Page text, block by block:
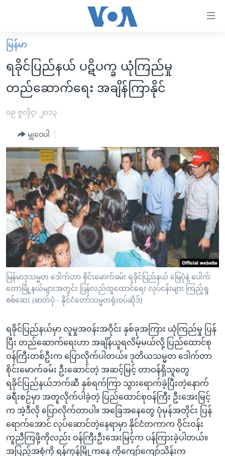
လွယ်ကူ
စေ
Link
များ
အကြောင်းအရာ
သို့
ကြည့်
ရန်
ပင်မ
ညွန်း
စာမျက်နှာ
သို့
ကျော်
ကြည့်
ရှာဖွေ
ရန်
နေရာ
သို့
ကျော်
မူလစာမျက်နှာ
မြန်မာ
ကမ္ဘာ့သတင်းများ
နိုင်ငံတကာ
အစ္စရေး-ပါလက်စတိုင်း
ဗွီဒီယို
ရပ်ဝန်းတခု လမ်းတခု အလွန်
အင်္ဂလိပ်စာလေ့လာမယ်
အမေရိကန်သုံးအီဒီယံ
မကြေးမုံရဲ့ အင်္ဂလိပ်စာ
ရုပ်ရှင်ထဲက အင်္ဂလိပ်စာ
သုတပဒေသာ အင်္ဂလိပ်စာ
အပတ်စဉ်ကဏ္ဍများ
ရေဒီယို
တီဗွီ
ရေဒီယိုနှင့်ရုပ်သံ အချက်အလက်များ
ရေဒီယို/တီဗွီအစီအစဉ်
Learning English
ဗွီအိုအေ လူမှုကွန်ယက်များ
မြန်မာ
ရခိုင်ပြည်နယ် ပဋိပက္ခ ယုံကြည်မှု
တည်ဆောက်ရေး အချိန်ကြာနိုင်
၀၉ ဇူလိုင္၊ ၂၀၁၃
မျှဝေပါ
မြန်မာဒုသမ္မတ ဒေါက်တာ စိုင်းမောက်ခမ်း ရခိုင်ပြည်နယ် မြေပုံနဲ့ ပေါက်
တောမြို့နယ်များအတွင်း ပြန်လည်ထူထောင်ရေး လုပ်ငန်းများ ကြည့်ရှု
စစ်ဆေး (ဓာတ်ပုံ - နိုင်ငံတော်သမ္မတရုံးဝပ်ဆိုဒ်)
ရခိုင်ပြည်နယ်မှာ လူမှုအဝန်းအဝိုင်း နှစ်ခုအကြား ယုံကြည်မှု ပြန်
ပြီး တည်ဆောက်ရေးဟာ အချိန်ယူရလိမ့်မယ်လို့ ပြည်ထောင်စု
ဝန်ကြီးတစ်ဦးက ပြောလိုက်ပါတယ်။ ဒုတိယသမ္မတ ဒေါက်တာ
စိုင်းမောက်ခမ်း ဦးဆောင်တဲ့ အဆင့်မြင့် တာဝန်ရှိသူတွေ
ရခိုင်ပြည်နယ်ဘက်ဆီ နှစ်ရက်ကြာ သွားရောက်ခဲ့ပြီးတဲ့နောက်
ခရီးစဉ်မှာ အတူလိုက်ပါခဲ့တဲ့ ပြည်ထောင်စုဝန်ကြီး ဦးအေးမြင့်
က အဲ့ဒီလို ပြောလိုက်တာပါ။ အခြေအနေတွေ ပုံမှန်အတိုင်း ပြန်
ရောက်အောင် လုပ်ဆောင်တဲ့နေရာမှာ နိုင်ငံတကာက ဝိုင်းဝန်း
ကူညီကြဖို့ကိုလည်း ဝန်ကြီးဦးအေးမြင့်က ပန်ကြားခဲ့ပါတယ်။
အပြည့်အစုံကို ရန်ကုန်မြို့ကနေ ကိုကျော်ကျော်သိန်းက